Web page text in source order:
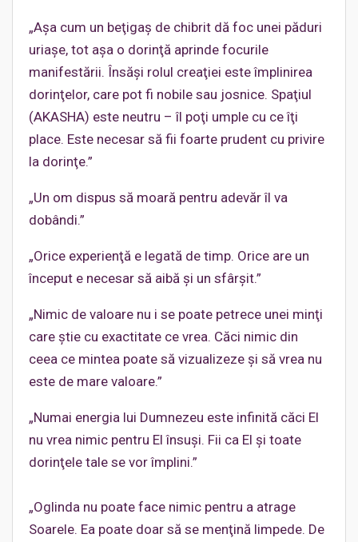
„Aşa cum un beţigaş de chibrit dă foc unei păduri
uriaşe, tot aşa o dorinţă aprinde focurile
manifestării. Însăşi rolul creaţiei este împlinirea
dorinţelor, care pot fi nobile sau josnice. Spaţiul
(AKASHA) este neutru – îl poţi umple cu ce îţi
place. Este necesar să fii foarte prudent cu privire
la dorinţe.”
„Un om dispus să moară pentru adevăr îl va
dobândi.”
„Orice experienţă e legată de timp. Orice are un
început e necesar să aibă şi un sfârşit.”
„Nimic de valoare nu i se poate petrece unei minţi
care ştie cu exactitate ce vrea. Căci nimic din
ceea ce mintea poate să vizualizeze şi să vrea nu
este de mare valoare.”
„Numai energia lui Dumnezeu este infinită căci El
nu vrea nimic pentru El însuşi. Fii ca El şi toate
dorinţele tale se vor împlini.”
„Oglinda nu poate face nimic pentru a atrage
Soarele. Ea poate doar să se menţină limpede. De